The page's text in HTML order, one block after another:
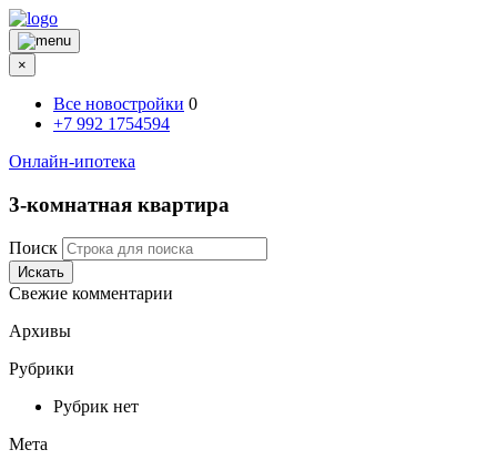
×
Все новостройки 0
+7 992 1754594
Онлайн-ипотека
3-комнатная квартира
Поиск
Искать
Свежие комментарии
Архивы
Рубрики
Рубрик нет
Мета